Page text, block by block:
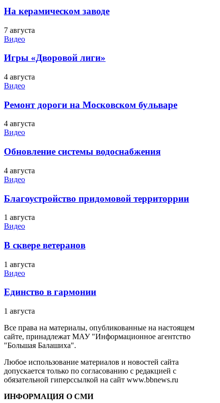
На керамическом заводе
7 августа
Видео
Игры «Дворовой лиги»
4 августа
Видео
Ремонт дороги на Московском бульваре
4 августа
Видео
Обновление системы водоснабжения
4 августа
Видео
Благоустройство придомовой территоррии
1 августа
Видео
В сквере ветеранов
1 августа
Видео
Единство в гармонии
1 августа
Все права на материалы, опубликованные на настоящем
сайте, принадлежат МАУ "Информационное агентство
"Большая Балашиха".
Любое использование материалов и новостей сайта
допускается только по согласованию с редакцией с
обязательной гиперссылкой на сайт www.bbnews.ru
ИНФОРМАЦИЯ О СМИ